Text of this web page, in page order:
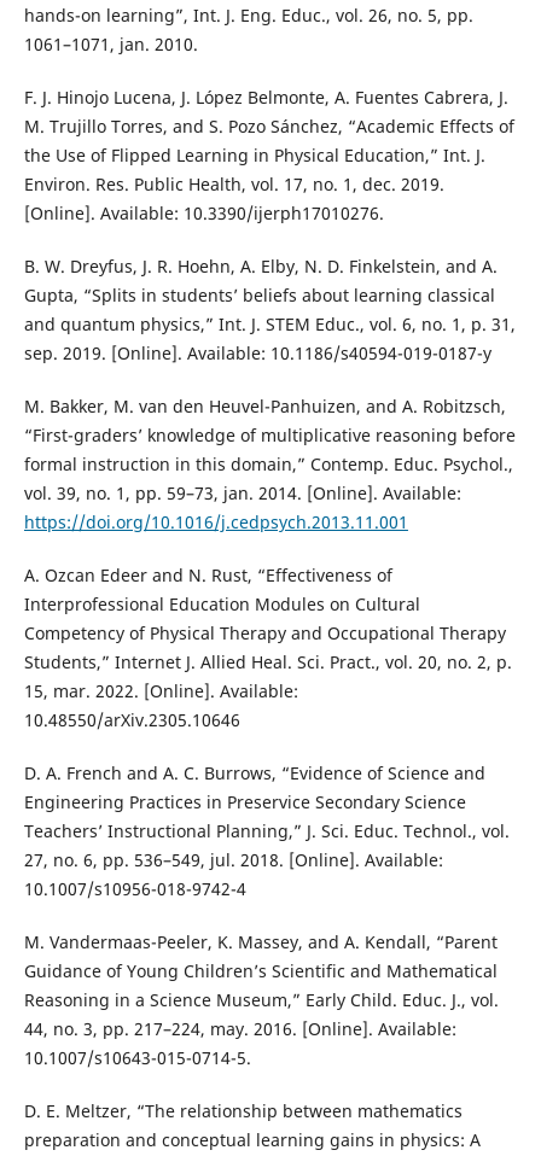
hands-on learning”, Int. J. Eng. Educ., vol. 26, no. 5, pp.
1061–1071, jan. 2010.
F. J. Hinojo Lucena, J. López Belmonte, A. Fuentes Cabrera, J.
M. Trujillo Torres, and S. Pozo Sánchez, “Academic Effects of
the Use of Flipped Learning in Physical Education,” Int. J.
Environ. Res. Public Health, vol. 17, no. 1, dec. 2019.
[Online]. Available: 10.3390/ijerph17010276.
B. W. Dreyfus, J. R. Hoehn, A. Elby, N. D. Finkelstein, and A.
Gupta, “Splits in students’ beliefs about learning classical
and quantum physics,” Int. J. STEM Educ., vol. 6, no. 1, p. 31,
sep. 2019. [Online]. Available: 10.1186/s40594-019-0187-y
M. Bakker, M. van den Heuvel-Panhuizen, and A. Robitzsch,
“First-graders’ knowledge of multiplicative reasoning before
formal instruction in this domain,” Contemp. Educ. Psychol.,
vol. 39, no. 1, pp. 59–73, jan. 2014. [Online]. Available:
https://doi.org/10.1016/j.cedpsych.2013.11.001
A. Ozcan Edeer and N. Rust, “Effectiveness of
Interprofessional Education Modules on Cultural
Competency of Physical Therapy and Occupational Therapy
Students,” Internet J. Allied Heal. Sci. Pract., vol. 20, no. 2, p.
15, mar. 2022. [Online]. Available:
10.48550/arXiv.2305.10646
D. A. French and A. C. Burrows, “Evidence of Science and
Engineering Practices in Preservice Secondary Science
Teachers’ Instructional Planning,” J. Sci. Educ. Technol., vol.
27, no. 6, pp. 536–549, jul. 2018. [Online]. Available:
10.1007/s10956-018-9742-4
M. Vandermaas-Peeler, K. Massey, and A. Kendall, “Parent
Guidance of Young Children’s Scientific and Mathematical
Reasoning in a Science Museum,” Early Child. Educ. J., vol.
44, no. 3, pp. 217–224, may. 2016. [Online]. Available:
10.1007/s10643-015-0714-5.
D. E. Meltzer, “The relationship between mathematics
preparation and conceptual learning gains in physics: A